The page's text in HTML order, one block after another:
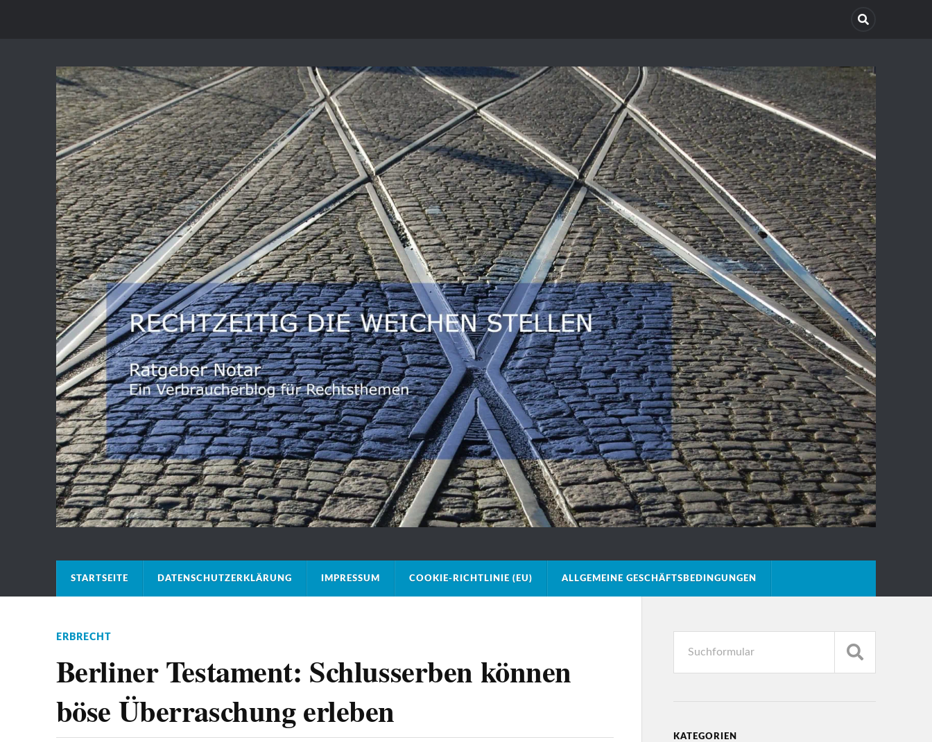
STARTSEITE DATENSCHUTZERKLÄRUNG IMPRESSUM COOKIE-RICHTLINIE (EU) ALLGEMEINE GESCHÄFTSBEDINGUNGEN
ERBRECHT
Berliner Testament: Schlusserben können
böse Überraschung erleben
KATEGORIEN